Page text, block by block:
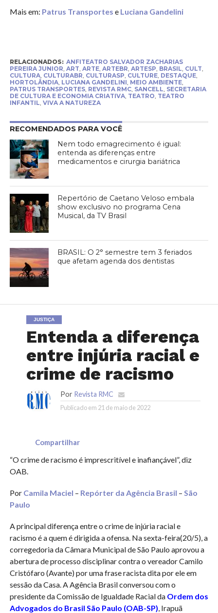
Mais em: Patrus Transportes e Luciana Gandelini
RELACIONADOS: ANFITEATRO SALVADOR ZACHARIAS
PEREIRA JUNIOR, ART, ARTE, ARTEBR, ARTESP, BRASIL, CULT,
CULTURA, CULTURABR, CULTURASP, CULTURE, DESTAQUE,
HORTOLÂNDIA, LUCIANA GANDELINI, MEIO AMBIENTE,
PATRUS TRANSPORTES, REVISTA RMC, SANCELL, SECRETARIA
DE CULTURA E ECONOMIA CRIATIVA, TEATRO, TEATRO
INFANTIL, VIVA A NATUREZA
RECOMENDADOS PARA VOCÊ
Nem todo emagrecimento é igual:
entenda as diferenças entre
medicamentos e cirurgia bariátrica
Repertório de Caetano Veloso embala
show exclusivo no programa Cena
Musical, da TV Brasil
BRASIL: O 2° semestre tem 3 feriados
que afetam agenda dos dentistas
JUSTIÇA
Entenda a diferença
entre injúria racial e
crime de racismo
Por Revista RMC
Publicado em 21 de maio de 2022
Compartilhar
“O crime de racismo é imprescritível e inafiançável”, diz
OAB.
Por Camila Maciel – Repórter da Agência Brasil – São
Paulo
A principal diferença entre o crime de injúria racial e
racismo é a quem é dirigida a ofensa. Na sexta-feira(20/5), a
corregedoria da Câmara Municipal de São Paulo aprovou a
abertura de processo disciplinar contra o vereador Camilo
Cristófaro (Avante) por uma frase racista dita por ele em
sessão da Casa. A Agência Brasil conversou com o
presidente da Comissão de Igualdade Racial da Ordem dos
Advogados do Brasil São Paulo (OAB-SP), Irapuã